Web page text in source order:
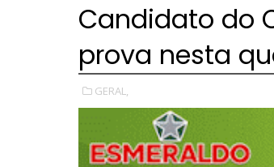
Candidato do
prova nesta
GERAL,